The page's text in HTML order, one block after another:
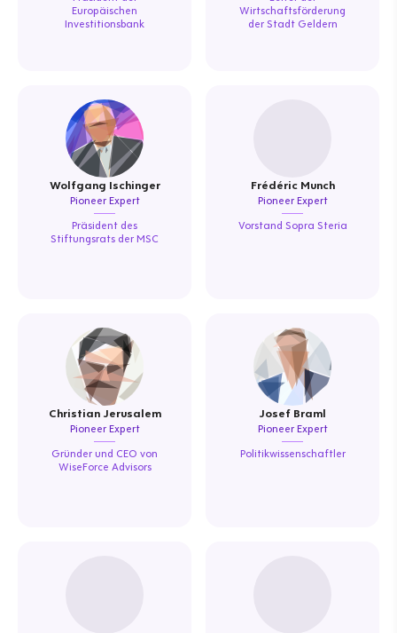
Europäischen
Investitionsbank
Wirtschaftsförderung
der Stadt Geldern
Wolfgang Ischinger
Pioneer Expert
Präsident des
Stiftungsrats der MSC
Frédéric Munch
Pioneer Expert
Vorstand Sopra Steria
Christian Jerusalem
Pioneer Expert
Gründer und CEO von
WiseForce Advisors
Josef Braml
Pioneer Expert
Politikwissenschaftler